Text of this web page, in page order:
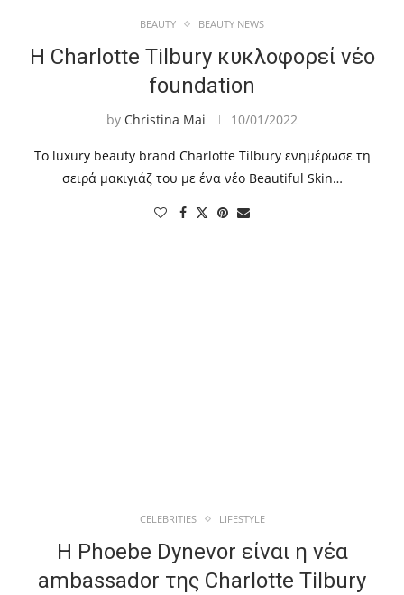
BEAUTY BEAUTY NEWS
Η Charlotte Tilbury κυκλοφορεί νέο
foundation
by Christina Mai 10/01/2022
Το luxury beauty brand Charlotte Tilbury ενημέρωσε τη
σειρά μακιγιάζ του με ένα νέο Beautiful Skin…
CELEBRITIES LIFESTYLE
Η Phoebe Dynevor είναι η νέα
ambassador της Charlotte Tilbury